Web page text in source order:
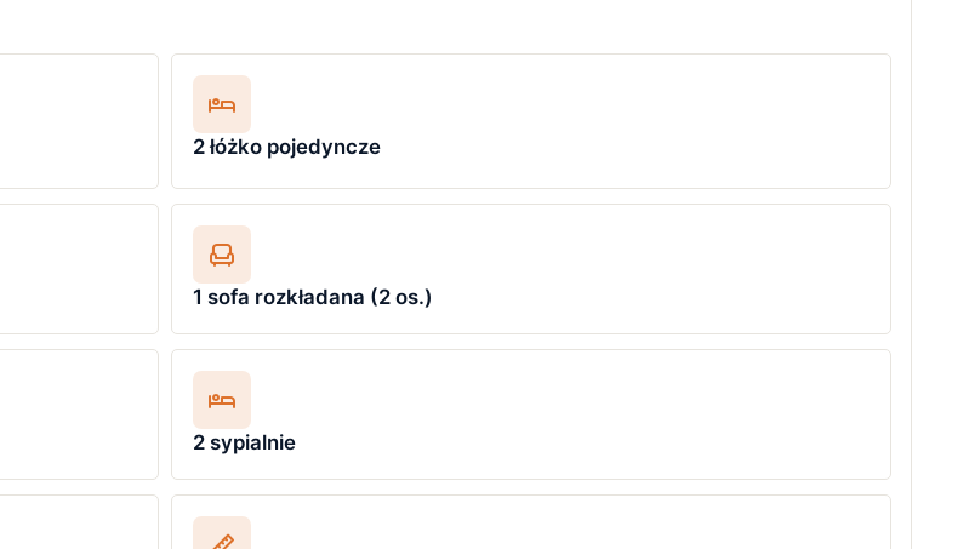
2 łóżko pojedyncze
1 sofa rozkładana (2 os.)
2 sypialnie